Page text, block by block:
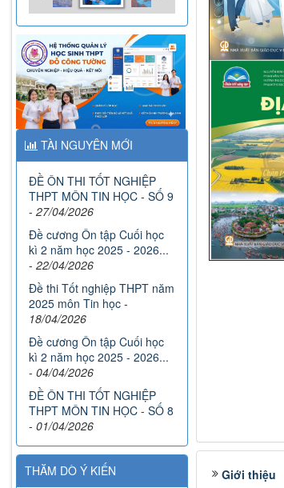
Giới thiệu
TÀI NGUYÊN MỚI
ĐỀ ÔN THI TỐT NGHIỆP
THPT MÔN TIN HỌC - SỐ 9
- 27/04/2026
Đề cương Ôn tập Cuối học
kì 2 năm học 2025 - 2026...
- 22/04/2026
Đề thi Tốt nghiệp THPT năm
2025 môn Tin học -
18/04/2026
Đề cương Ôn tập Cuối học
kì 2 năm học 2025 - 2026...
- 04/04/2026
ĐỀ ÔN THI TỐT NGHIỆP
THPT MÔN TIN HỌC - SỐ 8
- 01/04/2026
THĂM DÒ Ý KIẾN